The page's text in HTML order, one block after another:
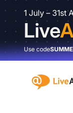
1 July – 31st
Live
Use code
:site.title